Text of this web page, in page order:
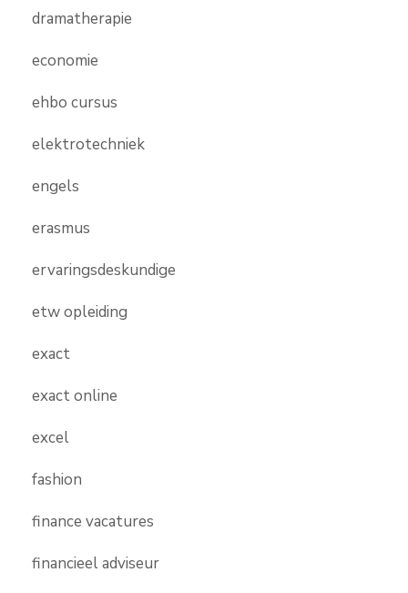
dramatherapie
economie
ehbo cursus
elektrotechniek
engels
erasmus
ervaringsdeskundige
etw opleiding
exact
exact online
excel
fashion
finance vacatures
financieel adviseur